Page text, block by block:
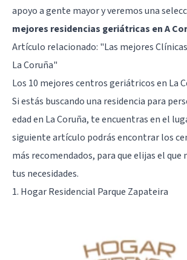
apoyo a gente mayor y veremos una
mejores residencias geriátricas en A
Artículo relacionado: "Las mejores
La Coruña"
Los 10 mejores centros geriátricos en La
Si estás buscando una residencia para
edad en La Coruña, te encuentras en el
siguiente artículo podrás encontrar los
más recomendados, para que elijas el que
tus necesidades.
1. Hogar Residencial Parque Zapateira